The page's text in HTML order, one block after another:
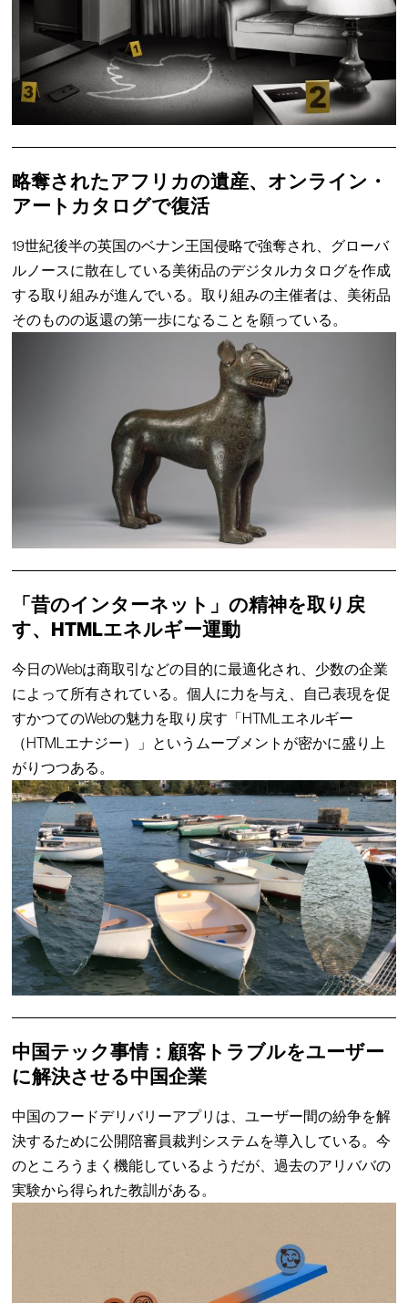
略奪されたアフリカの遺産、オンライン・
アートカタログで復活
19世紀後半の英国のベナン王国侵略で強奪され、グローバ
ルノースに散在している美術品のデジタルカタログを作成
する取り組みが進んでいる。取り組みの主催者は、美術品
そのものの返還の第一歩になることを願っている。
「昔のインターネット」の精神を取り戻
す、HTMLエネルギー運動
今日のWebは商取引などの目的に最適化され、少数の企業
によって所有されている。個人に力を与え、自己表現を促
すかつてのWebの魅力を取り戻す「HTMLエネルギー
（HTMLエナジー）」というムーブメントが密かに盛り上
がりつつある。
中国テック事情：顧客トラブルをユーザー
に解決させる中国企業
中国のフードデリバリーアプリは、ユーザー間の紛争を解
決するために公開陪審員裁判システムを導入している。今
のところうまく機能しているようだが、過去のアリババの
実験から得られた教訓がある。